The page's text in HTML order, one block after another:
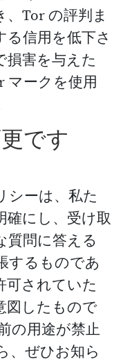
Tor の評判ま
る信用を低下さ
損害を与えた
マークを使用
です
シーは、私た
確にし、受け取
質問に答える
するものであ
可されていた
図したもので
の用途が禁止
、ぜひお知ら